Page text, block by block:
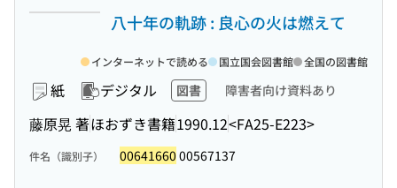
八十年の軌跡 : 良心の火は燃えて
紙 デジタル 図書 障害者向け資料あり
藤原晃 著ほおずき書籍1990.12<FA25-E223>
インターネットで読める 国立国会図書館 全国の図書館
件名（識別子） 00641660 00567137